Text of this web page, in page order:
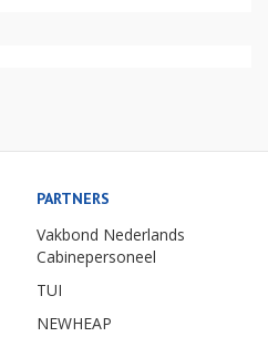
PARTNERS
Vakbond Nederlands
Cabinepersoneel
TUI
NEWHEAP